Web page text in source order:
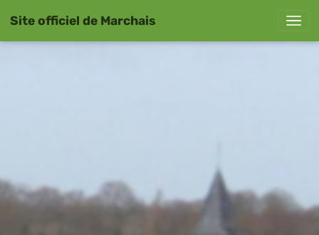
Site officiel de Marchais